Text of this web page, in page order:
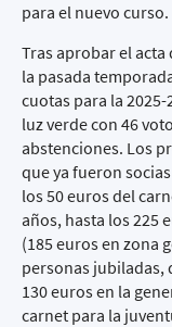
para el nuevo curso.
Tras aprobar el
la pasada
cuotas para la
luz verde con 46
abstenciones. Los
que ya fueron
los 50 euros del
años, hasta los 225
(185 euros en zona
personas jubiladas,
130 euros en la
carnet para la